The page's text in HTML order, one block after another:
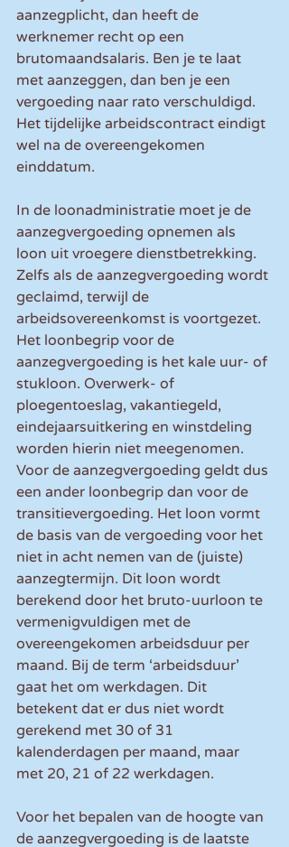
aanzegplicht, dan heeft de
werknemer recht op een
brutomaandsalaris. Ben je te laat
met aanzeggen, dan ben je een
vergoeding naar rato verschuldigd.
Het tijdelijke arbeidscontract eindigt
wel na de overeengekomen
einddatum.
In de loonadministratie moet je de
aanzegvergoeding opnemen als
loon uit vroegere dienstbetrekking.
Zelfs als de aanzegvergoeding wordt
geclaimd, terwijl de
arbeidsovereenkomst is voortgezet.
Het loonbegrip voor de
aanzegvergoeding is het kale uur- of
stukloon. Overwerk- of
ploegentoeslag, vakantiegeld,
eindejaarsuitkering en winstdeling
worden hierin niet meegenomen.
Voor de aanzegvergoeding geldt dus
een ander loonbegrip dan voor de
transitievergoeding. Het loon vormt
de basis van de vergoeding voor het
niet in acht nemen van de (juiste)
aanzegtermijn. Dit loon wordt
berekend door het bruto-uurloon te
vermenigvuldigen met de
overeengekomen arbeidsduur per
maand. Bij de term ‘arbeidsduur’
gaat het om werkdagen. Dit
betekent dat er dus niet wordt
gerekend met 30 of 31
kalenderdagen per maand, maar
met 20, 21 of 22 werkdagen.
Voor het bepalen van de hoogte van
de aanzegvergoeding is de laatste